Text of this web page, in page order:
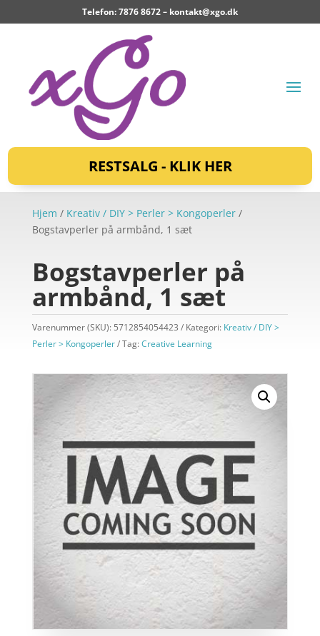
Telefon: 7876 8672 – kontakt@xgo.dk
RESTSALG - KLIK HER
Hjem / Kreativ / DIY > Perler > Kongoperler/
Bogstavperler på armbånd, 1 sæt
Bogstavperler på
armbånd, 1 sæt
Varenummer (SKU): 5712854054423 Kategori: Kreativ / DIY >
Perler > Kongoperler
Tag:Creative Learning